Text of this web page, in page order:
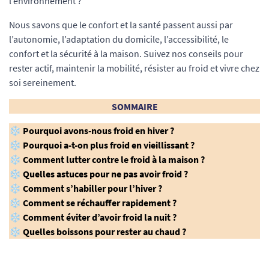
Nous savons que le confort et la santé passent aussi par
l’autonomie, l’adaptation du domicile, l’accessibilité, le
confort et la sécurité à la maison. Suivez nos conseils pour
rester actif, maintenir la mobilité, résister au froid et vivre chez
soi sereinement.
SOMMAIRE
❄︎ Pourquoi avons-nous froid en hiver ?
❄︎ Pourquoi a-t-on plus froid en vieillissant ?
❄︎ Comment lutter contre le froid à la maison ?
❄︎ Quelles astuces pour ne pas avoir froid ?
❄︎ Comment s’habiller pour l’hiver ?
❄︎ Comment se réchauffer rapidement ?
❄︎ Comment éviter d’avoir froid la nuit ?
❄︎ Quelles boissons pour rester au chaud ?